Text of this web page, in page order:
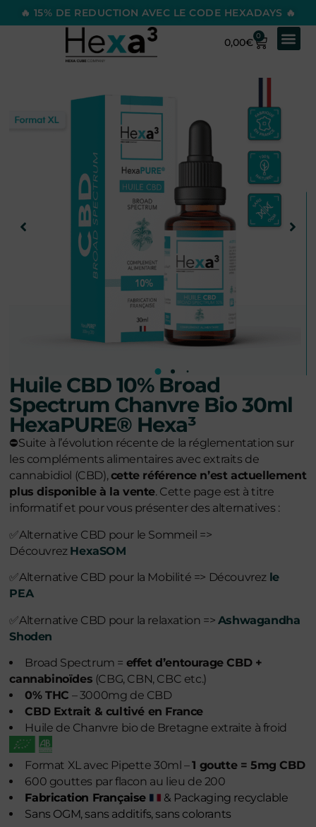
🔥 15% DE REDUCTION AVEC LE CODE HEXADAYS 🔥
0,00€
0
Huile CBD 10% Broad
Spectrum Chanvre Bio 30ml
HexaPURE® Hexa³
⛔Suite à l’évolution récente de la réglementation sur
les compléments alimentaires avec extraits de
cannabidiol (CBD),cette référence n’est actuellement
plus disponible à la vente. Cette page est à titre
informatif et pour vous présenter des alternatives :
✅Alternative CBD pour le Sommeil =>
Découvrez HexaSOM
✅Alternative CBD pour la Mobilité => Découvrez le
PEA
✅Alternative CBD pour la relaxation => Ashwagandha
Shoden
Broad Spectrum = effet d’entourage CBD +
cannabinoïdes (CBG, CBN, CBC etc.)
0% THC – 3000mg de CBD
CBD Extrait & cultivé en France
Huile de Chanvre bio de Bretagne extraite à froid
Format XL avec Pipette 30ml –1 goutte = 5mg CBD
600 gouttes par flacon au lieu de 200
Fabrication Française
& Packaging recyclable
Sans OGM, sans additifs, sans colorants